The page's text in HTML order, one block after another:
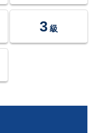
3 級